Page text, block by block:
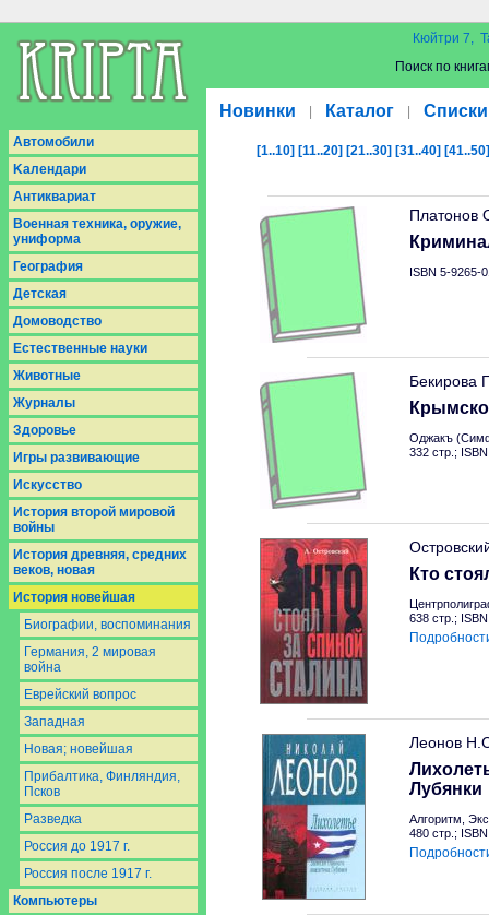
Кюйтри 7,
Поиск по
Новинки Каталог Списки
Aвтомобили
Kалендари
Антиквариат
Военная техника, оружие,
униформа
География
Детская
Домоводство
Естественные науки
Животные
Журналы
Здоровье
Игры развивающие
Искусство
История второй мировой
войны
История древняя, средних
веков, новая
История новейшая
Биографии, воспоминания
Германия, 2 мировая
война
Еврейский вопрос
Западная
Новая; новейшая
Прибалтика, Финляндия,
Псков
Разведка
Россия до 1917 г.
Россия после 1917 г.
Компьютеры
[1..10] [11..20] [21..30] [31..40] [41..50]
Платонов
ISBN 5-9265-
Бекирова Г
Оджакъ
332 стр.;
Кто
638 стр.;
Леонов
Лубянки
Алгоритм,
480 стр.;